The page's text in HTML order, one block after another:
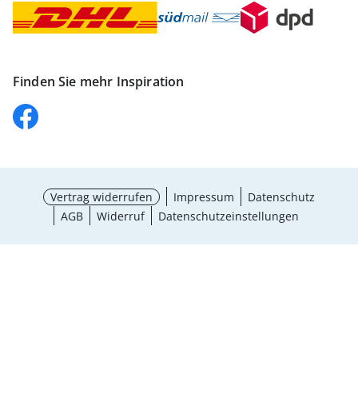
Finden Sie mehr Inspiration
Vertrag widerrufen Impressum
Datenschutz
AGB
Widerruf Datenschutzeinstellungen